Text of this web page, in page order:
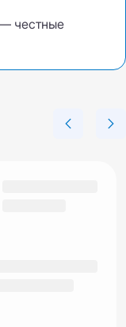
честные